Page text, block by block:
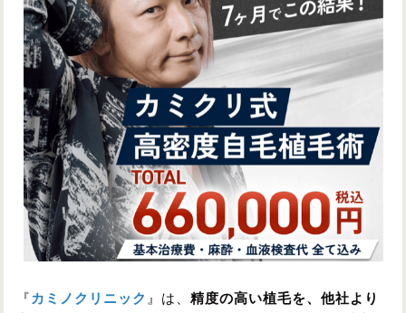
『 カミノクリニック 』は、 精度の高い植毛を、他社より